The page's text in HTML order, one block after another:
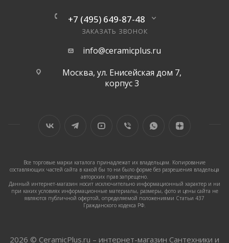
+7 (495) 649-87-48
ЗАКАЗАТЬ ЗВОНОК
info@ceramicplus.ru
Москва, ул. Енисейская дом 7,
корпус 3
Все торговые марки каталога принадлежат их владельцам. Копирование
составляющих частей сайта в какой бы то ни было форме без разрешения владельца
авторских прав запрещено.
Данный интернет-магазин носит исключительно информационный характер и ни
при каких условиях информационные материалы, размеры, фото и цены сайта не
являются публичной офертой, определяемой положениями Статьи 437
Гражданского кодекса РФ.
2026 © CeramicPlus.ru – интернет-магазин Сантехники и